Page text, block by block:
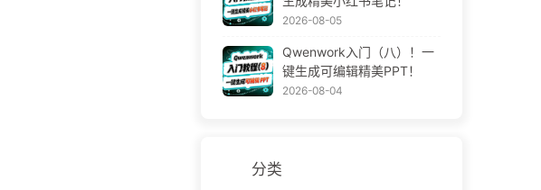
2026-08-05
Qwenwork入门（八）！一
键生成可编辑精美PPT！
2026-08-04
分类